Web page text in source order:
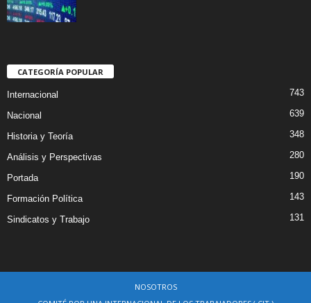
CATEGORÍA POPULAR
Internacional 743
Nacional 639
Historia y Teoría 348
Análisis y Perspectivas 280
Portada 190
Formación Política 143
Sindicatos y Trabajo 131
NOSOTROS